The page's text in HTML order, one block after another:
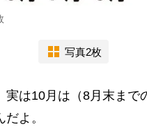
写真2枚
実は10月は（8月末まで
よ。